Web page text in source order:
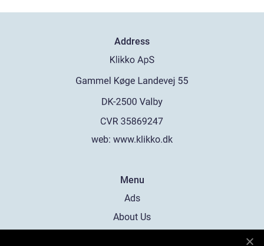
Address
web: www.klikko.dk
Menu
Ads
About Us